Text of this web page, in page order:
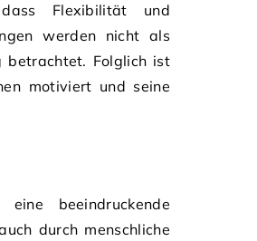
Flexibilität und
werden nicht als
betrachtet. Folglich ist
motiviert und seine
beeindruckende
durch menschliche